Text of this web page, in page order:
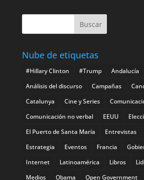
Nube de etiquetas
#Hillary Clinton #Trump
Andalucía
Análisis del discurso
Campañas
Catalunya
Cine y Series
Comunicación no verbal
EEUU
El Puerto de Santa María
Entrevistas
Estrategia
Eventos Francia
Internet
Latinoamérica Libros
Medios
Obama Open Government